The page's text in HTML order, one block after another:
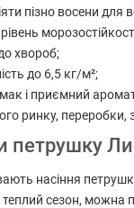
пізно восени для
хвороб;
до 6,5 кг/м²;
і приємний
ринку,
петрушку
насіння
сезон, можна